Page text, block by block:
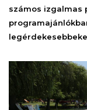
számos izgalmas